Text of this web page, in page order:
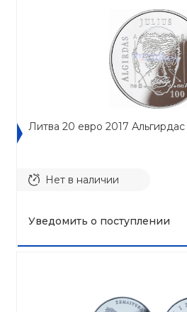
Литва 20 евро 2017
Нет в наличии
Уведомить о поступлении